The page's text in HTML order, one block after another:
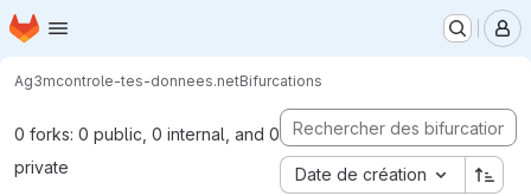
Passer au contenu principal
Page d'accueil
Ag3mcontrole-tes-donnees.netBifurcations
0 forks: 0 public, 0 internal, and 0
private
Date de création